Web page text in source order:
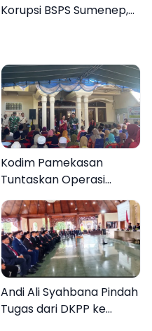
Korupsi BSPS Sumenep,
Kodim Pamekasan
Tuntaskan Operasi
Katarak Gratis, 160
Warga Kembali Melihat
Lebih Jelas
Andi Ali Syahbana Pindah
Tugas dari DKPP ke